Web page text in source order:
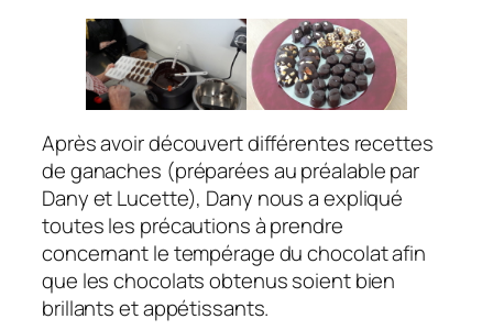
Après avoir découvert différentes recettes
de ganaches (préparées au préalable par
Dany et Lucette), Dany nous a expliqué
toutes les précautions à prendre
concernant le tempérage du chocolat afin
que les chocolats obtenus soient bien
brillants et appétissants.